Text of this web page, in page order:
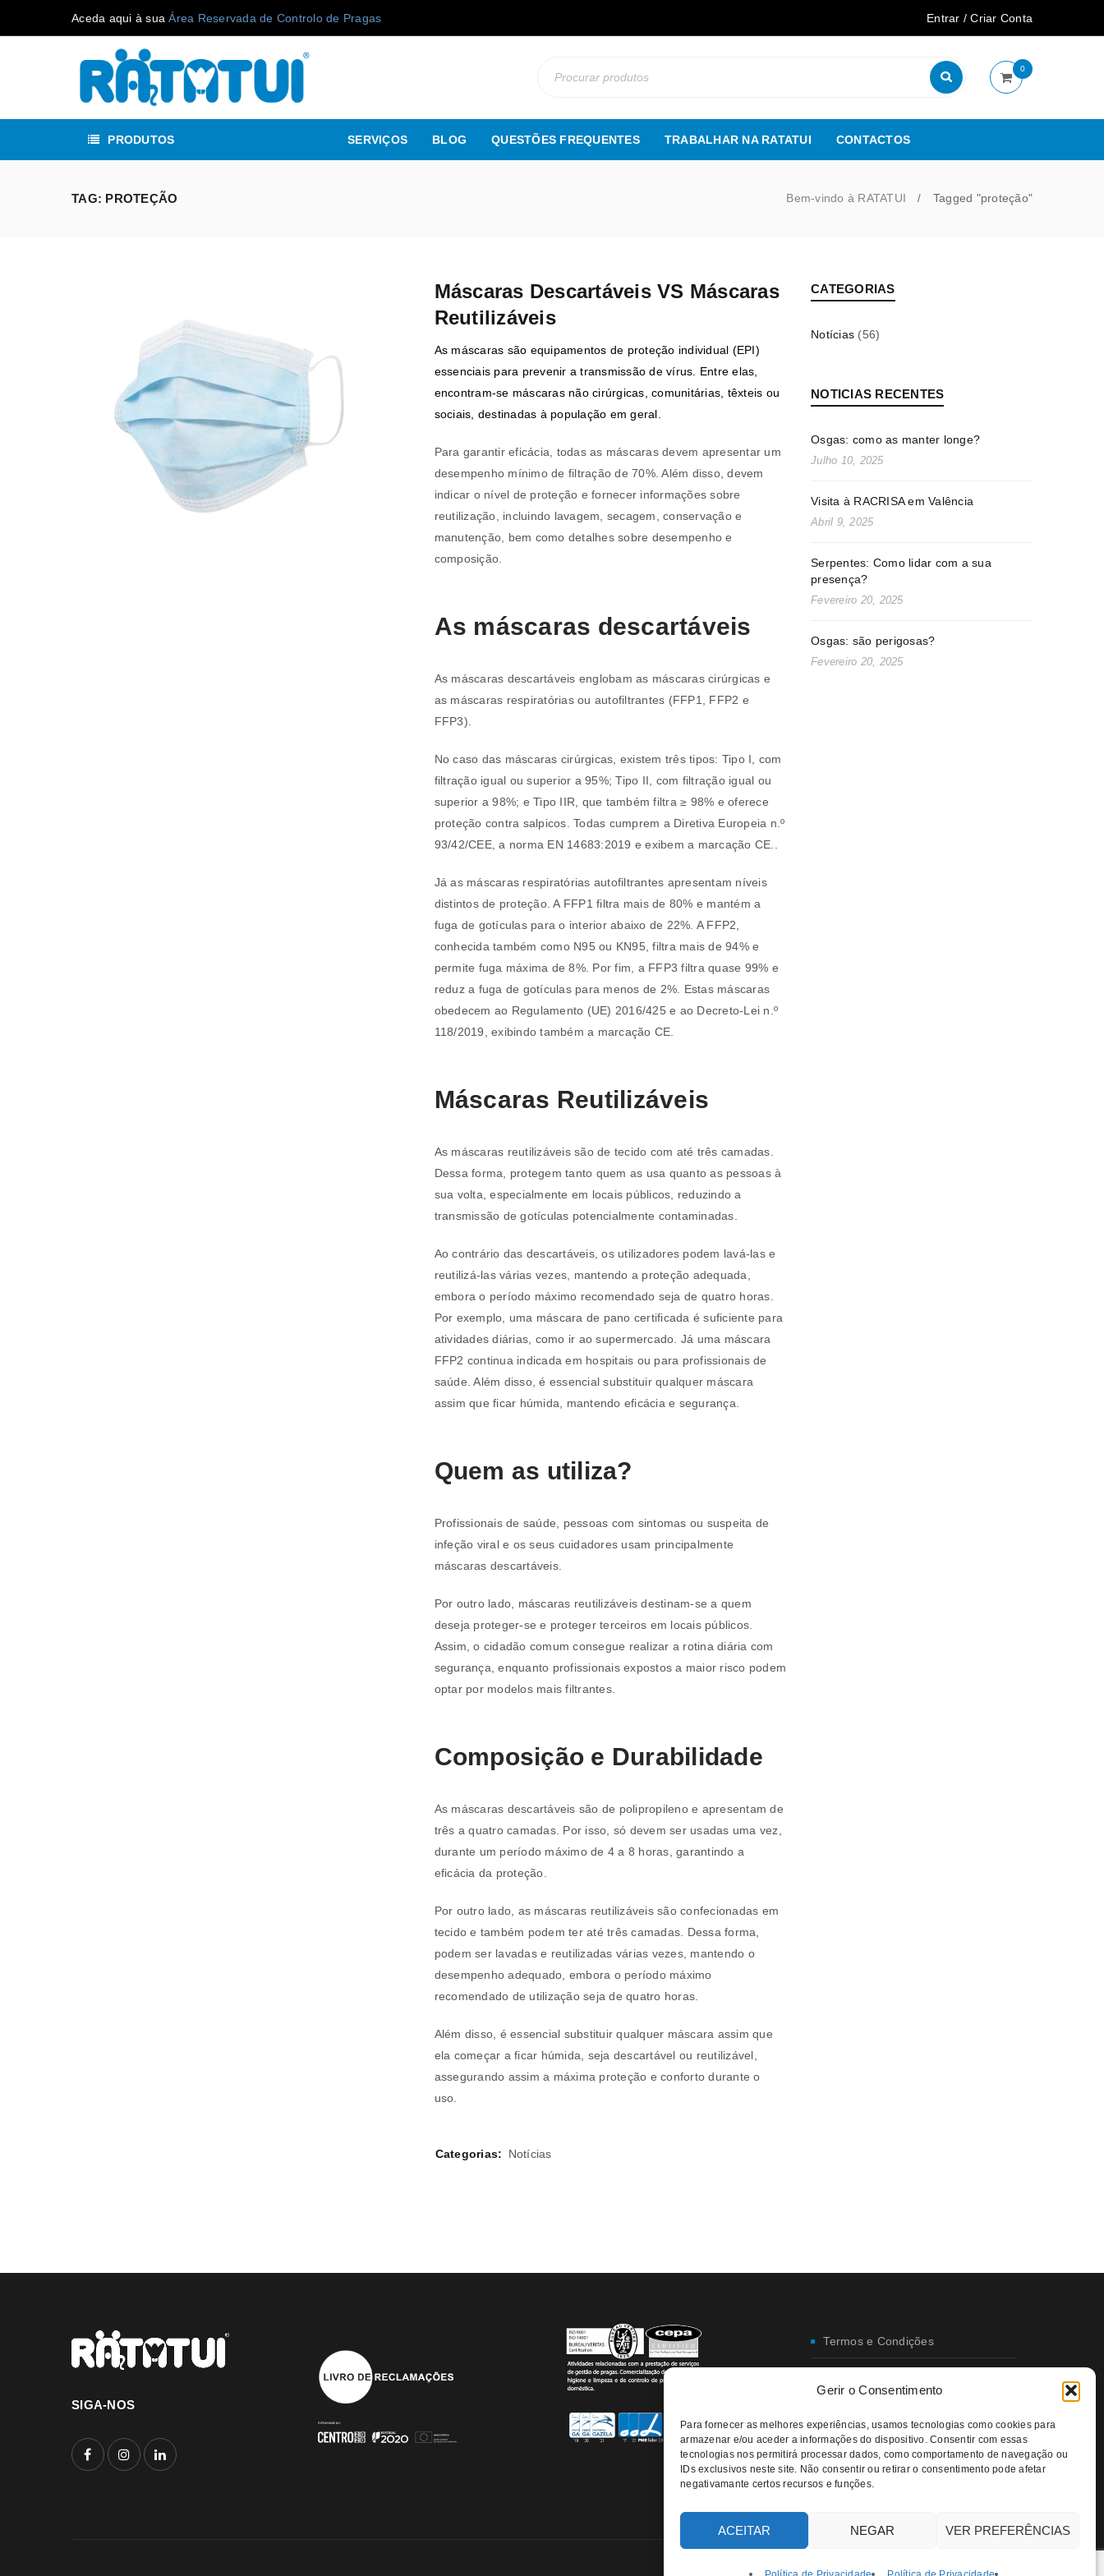
Gerir o Consentimento
Para fornecer as melhores experiências, usamos tecnologias como cookies para
armazenar e/ou aceder a informações do dispositivo. Consentir com essas
tecnologias nos permitirá processar dados, como comportamento de navegação ou
IDs exclusivos neste site. Não consentir ou retirar o consentimento pode afetar
negativamante certos recursos e funções.
ACEITAR NEGAR VER PREFERÊNCIAS
Endereço de email
A ligação para definir uma nova senha será enviada para o seu
endereço de email.
política de privacidade
REGISTAR NOVA CONTA
Aceda aqui à suaÁrea Reservada de Controlo de Pragas Entrar /Criar Conta
0
PRODUTOS SERVIÇOS BLOG QUESTÕES FREQUENTES TRABALHAR NA RATATUI CONTACTOS
TAG: PROTEÇÃO Bem-vindo à RATATUI / Tagged "proteção"
Máscaras Descartáveis VS Máscaras
Reutilizáveis
As máscaras são equipamentos de proteção individual (EPI)
essenciais para prevenir a transmissão de vírus. Entre elas,
encontram-se máscaras não cirúrgicas, comunitárias, têxteis ou
sociais, destinadas à população em geral.
Para garantir eficácia, todas as máscaras devem apresentar um
desempenho mínimo de filtração de 70%. Além disso, devem
indicar o nível de proteção e fornecer informações sobre
reutilização, incluindo lavagem, secagem, conservação e
manutenção, bem como detalhes sobre desempenho e
composição.
As máscaras descartáveis
As máscaras descartáveis englobam as máscaras cirúrgicas e
as máscaras respiratórias ou autofiltrantes (FFP1, FFP2 e
FFP3).
No caso das máscaras cirúrgicas, existem três tipos: Tipo I, com
filtração igual ou superior a 95%; Tipo II, com filtração igual ou
superior a 98%; e Tipo IIR, que também filtra ≥ 98% e oferece
proteção contra salpicos. Todas cumprem a Diretiva Europeia n.º
93/42/CEE, a norma EN 14683:2019 e exibem a marcação CE..
Já as máscaras respiratórias autofiltrantes apresentam níveis
distintos de proteção. A FFP1 filtra mais de 80% e mantém a
fuga de gotículas para o interior abaixo de 22%. A FFP2,
conhecida também como N95 ou KN95, filtra mais de 94% e
permite fuga máxima de 8%. Por fim, a FFP3 filtra quase 99% e
reduz a fuga de gotículas para menos de 2%. Estas máscaras
obedecem ao Regulamento (UE) 2016/425 e ao Decreto-Lei n.º
118/2019, exibindo também a marcação CE.
Máscaras Reutilizáveis
As máscaras reutilizáveis são de tecido com até três camadas.
Dessa forma, protegem tanto quem as usa quanto as pessoas à
sua volta, especialmente em locais públicos, reduzindo a
transmissão de gotículas potencialmente contaminadas.
Ao contrário das descartáveis, os utilizadores podem lavá-las e
reutilizá-las várias vezes, mantendo a proteção adequada,
embora o período máximo recomendado seja de quatro horas.
Por exemplo, uma máscara de pano certificada é suficiente para
atividades diárias, como ir ao supermercado. Já uma máscara
FFP2 continua indicada em hospitais ou para profissionais de
saúde. Além disso, é essencial substituir qualquer máscara
assim que ficar húmida, mantendo eficácia e segurança.
Quem as utiliza?
Profissionais de saúde, pessoas com sintomas ou suspeita de
infeção viral e os seus cuidadores usam principalmente
máscaras descartáveis.
Por outro lado, máscaras reutilizáveis destinam-se a quem
deseja proteger-se e proteger terceiros em locais públicos.
Assim, o cidadão comum consegue realizar a rotina diária com
segurança, enquanto profissionais expostos a maior risco podem
optar por modelos mais filtrantes.
Composição e Durabilidade
As máscaras descartáveis são de polipropileno e apresentam de
três a quatro camadas. Por isso, só devem ser usadas uma vez,
durante um período máximo de 4 a 8 horas, garantindo a
eficácia da proteção.
Por outro lado, as máscaras reutilizáveis são confecionadas em
tecido e também podem ter até três camadas. Dessa forma,
podem ser lavadas e reutilizadas várias vezes, mantendo o
desempenho adequado, embora o período máximo
recomendado de utilização seja de quatro horas.
Além disso, é essencial substituir qualquer máscara assim que
ela começar a ficar húmida, seja descartável ou reutilizável,
assegurando assim a máxima proteção e conforto durante o
uso.
Categorias: Notícias
CATEGORIAS
Notícias (56)
NOTICIAS RECENTES
Osgas: como as manter longe?
Julho 10, 2025
Visita à RACRISA em Valência
Abril 9, 2025
Serpentes: Como lidar com a sua
presença?
Fevereiro 20, 2025
Osgas: são perigosas?
Fevereiro 20, 2025
SIGA-NOS
Termos e Condições
Política de Privacidade
Política da Qualidade e Ambiente